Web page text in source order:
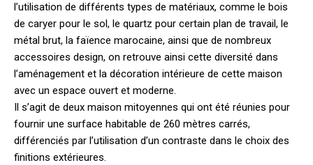
l’utilisation de différents types de matériaux, comme le bois
de caryer pour le sol, le quartz pour certain plan de travail, le
métal brut, la faïence marocaine, ainsi que de nombreux
accessoires design, on retrouve ainsi cette diversité dans
l’aménagement et la décoration intérieure de cette maison
avec un espace ouvert et moderne.
Il s’agit de deux maison mitoyennes qui ont été réunies pour
fournir une surface habitable de 260 mètres carrés,
différenciés par l’utilisation d’un contraste dans le choix des
finitions extérieures.